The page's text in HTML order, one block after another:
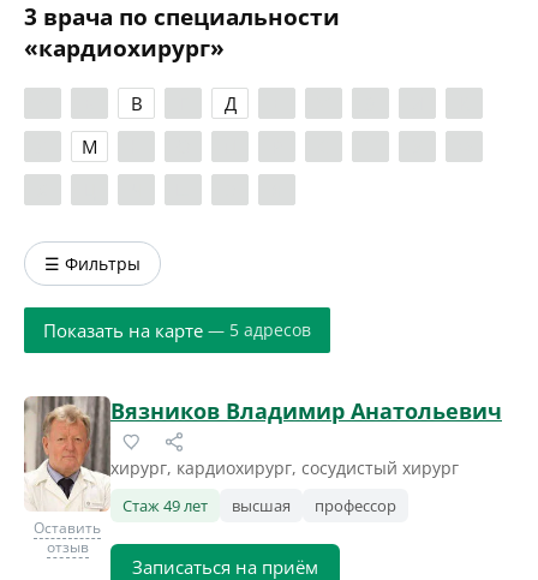
3 врача по специальности
«кардиохирург»
В Д
М
☰ Фильтры
Показать на карте — 5 адресов
Оставить
отзыв
Вязников Владимир Анатольевич
хирург, кардиохирург, сосудистый хирург
Стаж 49 лет высшая профессор
Записаться на приём